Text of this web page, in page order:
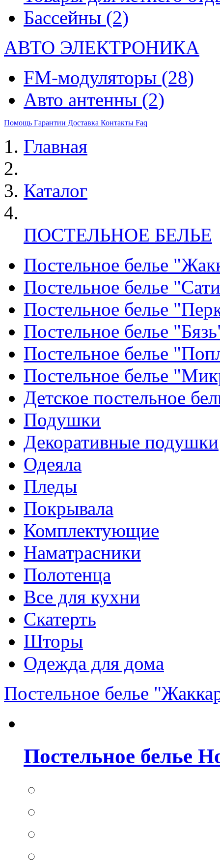
Бассейны (2)
АВТО ЭЛЕКТРОНИКА
FM-модуляторы (28)
Авто антенны (2)
Помощь Гарантии Доставка Контакты Faq
Главная
Каталог
ПОСТЕЛЬНОЕ БЕЛЬЕ
Постельное белье
Постельное белье
Постельное белье
Постельное белье
Постельное белье
Постельное белье
Детское постельное
Подушки
Декоративные подушки
Одеяла
Пледы
Покрывала
Комплектующие
Наматрасники
Полотенца
Все для кухни
Скатерть
Шторы
Одежда для дома
Постельное белье
Постельное белье